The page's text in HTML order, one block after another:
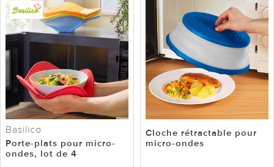
Basilico
Porte-plats pour micro-
ondes, lot de 4
Cloche rétractable pour
micro-ondes